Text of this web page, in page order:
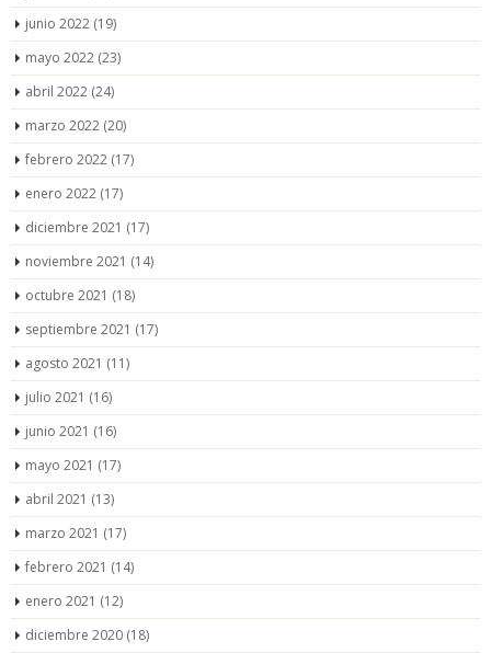
junio 2022 (19)
mayo 2022 (23)
abril 2022 (24)
marzo 2022 (20)
febrero 2022 (17)
enero 2022 (17)
diciembre 2021 (17)
noviembre 2021 (14)
octubre 2021 (18)
septiembre 2021 (17)
agosto 2021 (11)
julio 2021 (16)
junio 2021 (16)
mayo 2021 (17)
abril 2021 (13)
marzo 2021 (17)
febrero 2021 (14)
enero 2021 (12)
diciembre 2020 (18)